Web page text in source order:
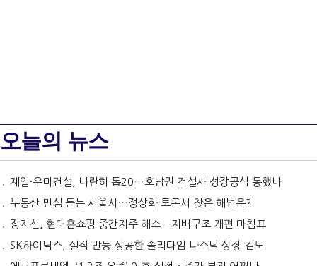
오늘의 뉴스
제일·우미건설, 나란히 톱20…호남권 건설사 성장공식 통했나
부동산 민심 듣는 서울시…정상화 토론서 찾은 해법은?
정지선, 현대홈쇼핑 중간지주 해소…지배구조 개편 마침표
SK하이닉스, 실적 반등 성공한 솔리다임 나스닥 상장 검토